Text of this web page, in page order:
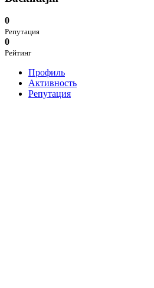
0
Репутация
0
Рейтинг
Профиль
Активность
Репутация